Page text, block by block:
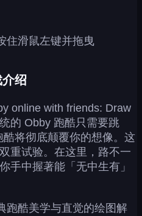
住滑鼠左键并拖曳
绍
online with friends: Draw
的 Obby 跑酷只需要跳
将彻底颠覆你的想像。这
重试验。在这里，路不一
手中握著能「无中生有」
跑酷美学与直觉的绘图解